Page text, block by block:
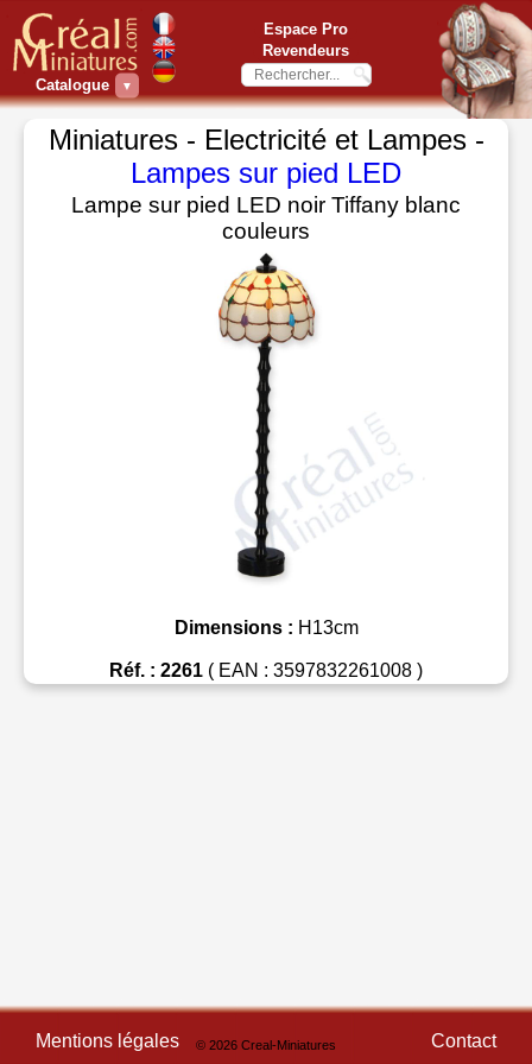
Catalogue ▼
Espace Pro
Revendeurs
Miniatures - Electricité et Lampes -
Lampes sur pied LED
Lampe sur pied LED noir Tiffany blanc
couleurs
Dimensions : H13cm
Réf. : 2261 ( EAN : 3597832261008 )
Mentions légales © 2026 Creal-Miniatures Contact